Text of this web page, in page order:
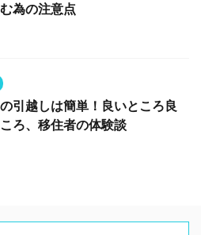
為の注意点
引越しは簡単！良いところ良
ろ、移住者の体験談